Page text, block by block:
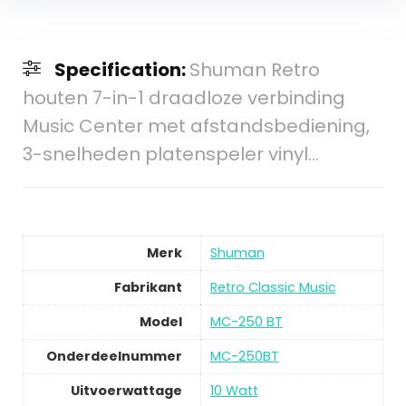
Specification:Shuman Retro
houten 7-in-1 draadloze verbinding
Music Center met afstandsbediening,
3-snelheden platenspeler vinyl…
Merk
Shuman
Fabrikant
Retro Classic Music
Model
MC-250 BT
Onderdeelnummer
MC-250BT
Uitvoerwattage
10 Watt